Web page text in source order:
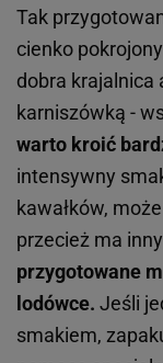
Tak
cienko
dobra krajalnica
karniszówką -
warto kroić
intensywny
kawałków,
przecież ma
przygotowane
lodówce. Jeśli
smakiem,